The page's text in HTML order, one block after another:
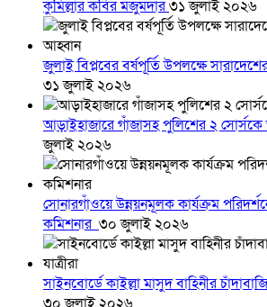
কুমিল্লার কবির মজুমদার৩১ জুলাই ২০২৬
জুলাই বিপ্লবের বর্ষপূর্তি উপলক্ষে
৩১ জুলাই ২০২৬
আড়াইহাজারে গাঁজাসহ পুলিশের ২
জুলাই ২০২৬
সোনারগাঁওয়ে উন্নয়নমূলক কার্যক্রম
কমিশনার ৩০ জুলাই ২০২৬
সাইনবোর্ডে কাইল্লা মাসুদ বাহিনীর